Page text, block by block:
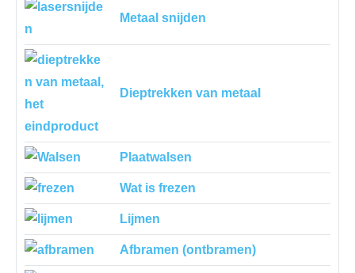
Metaal snijden
Dieptrekken van metaal
Plaatwalsen
Wat is frezen
Lijmen
Afbramen (ontbramen)